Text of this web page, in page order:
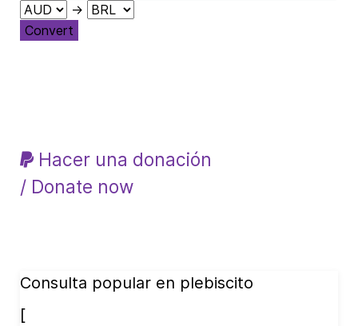
→
Convert
Hacer una donación
/ Donate now
Consulta popular en plebiscito
[